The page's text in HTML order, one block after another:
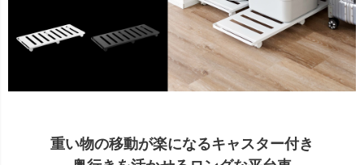
重い物の移動が楽になるキャスター付き